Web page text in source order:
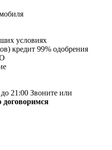
условиях
кредит 99% одобрения
21:00 Звоните или